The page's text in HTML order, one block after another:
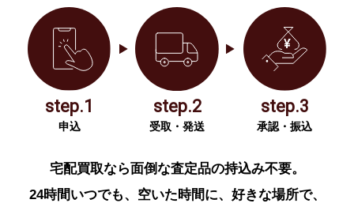
step.1
申込
step.2
受取・発送
step.3
承認・振込
宅配買取なら面倒な査定品の持込み不要。
24時間いつでも、空いた時間に、好きな場所で、